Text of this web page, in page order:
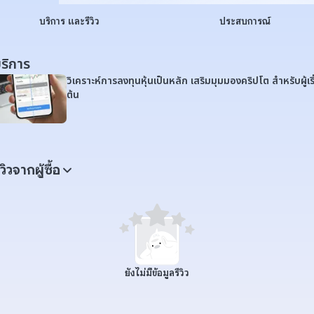
บริการ และรีวิว ประสบการณ์
การ
วิเคราะห์การลงทุนหุ้นเป็นหลัก เสริมมุมมองคริปโต สำหรับผู้เ
ต้น
วจากผู้ซื้อ
ยังไม่มีข้อมูลรีวิว